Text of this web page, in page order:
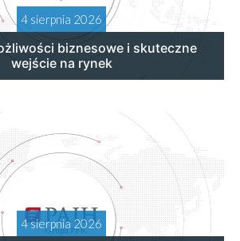
4 sierpnia 2026
biznesowe i skuteczne
wejście na rynek
4 sierpnia 2026